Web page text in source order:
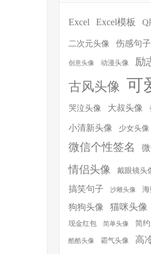
Excel Excel模板 Q
二次元头像 伤感句子
创意头像 动漫头像 励
古风头像 可
哭泣头像 大叔头像
小清新头像 少女头像
微信个性签名
情侣头像 戴眼镜头
搞笑句子 沙雕头像 海
狗狗头像 猫咪头像
现金红包 简单头像 简
酷酷头像 霸气头像 高